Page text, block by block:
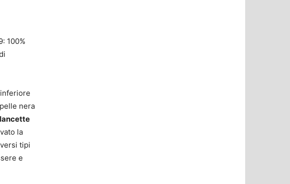
100%
nera
lancette
la
tipi
e